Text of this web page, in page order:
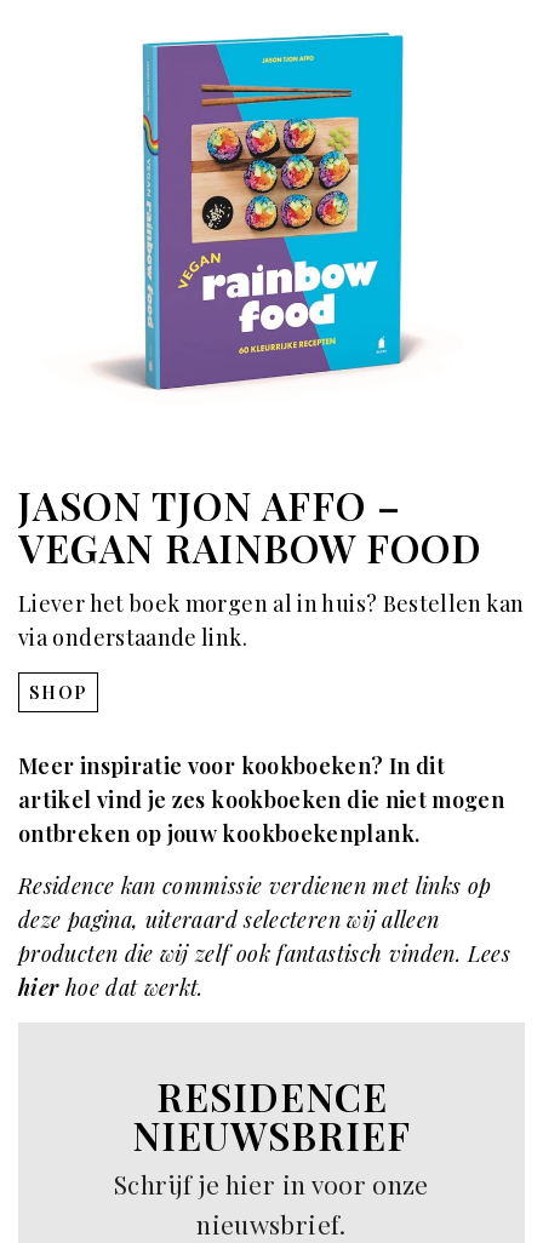
JASON TJON AFFO –
VEGAN RAINBOW FOOD
Liever het boek morgen al in huis? Bestellen kan
via onderstaande link.
SHOP
Meer inspiratie voor kookboeken? In dit
artikel vind je zes kookboeken die niet mogen
ontbreken op jouw kookboekenplank.
Residence kan commissie verdienen met links op
deze pagina, uiteraard selecteren wij alleen
producten die wij zelf ook fantastisch vinden. Lees
hierhoe dat werkt.
RESIDENCE
NIEUWSBRIEF
Schrijf je hier in voor onze
nieuwsbrief.